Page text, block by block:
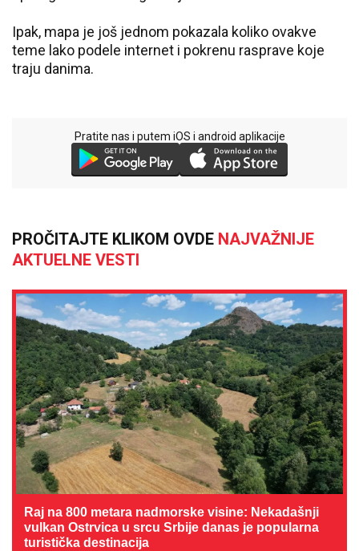
Ipak, mapa je još jednom pokazala koliko ovakve
teme lako podele internet i pokrenu rasprave koje
traju danima.
Pratite nas i putem iOS i android aplikacije
PROČITAJTE KLIKOM OVDE NAJVAŽNIJE
AKTUELNE VESTI
Raj na 800 metara nadmorske visine: Nekadašnji
vulkan Ostrvica u srcu Srbije danas je popularna
turistička destinacija